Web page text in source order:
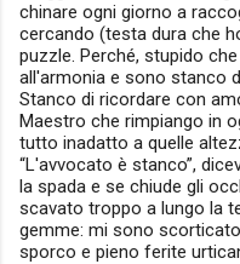
chinare ogni giorno a
cercando (testa dura che
puzzle. Perché, stupido
all'armonia e sono stanco
Stanco di ricordare con
Maestro che rimpiango in
tutto inadatto a quelle
“L'avvocato è stanco”,
la spada e se chiude gli
scavato troppo a lungo la
gemme: mi sono
sporco e pieno ferite